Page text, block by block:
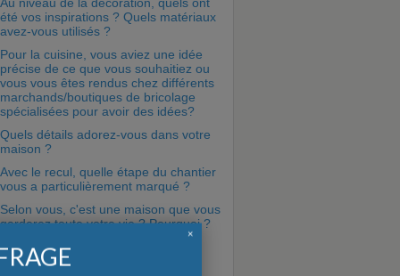
été vos inspirations ? Quels matériaux
avez-vous utilisés ?
Pour la cuisine, vous aviez une idée
précise de ce que vous souhaitiez ou
vous vous êtes rendus chez différents
marchands/boutiques de bricolage
spécialisées pour avoir des idées?
Quels détails adorez-vous dans votre
maison ?
Avec le recul, quelle étape du chantier
vous a particulièrement marqué ?
Selon vous, c'est une maison que vous
garderez toute votre vie ? Pourquoi ?
Si c'était à refaire, que changeriez-
vous ?
×